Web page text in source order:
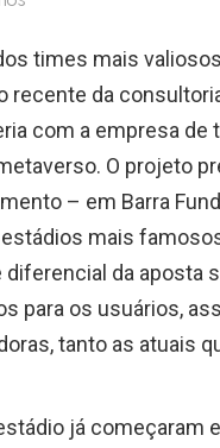
times mais
recente da
com a empresa de
O projeto
– em Barra
mais
diferencial da aposta
para os usuários,
tanto as atuais
já começaram